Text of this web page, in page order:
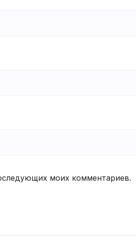
моих комментариев.